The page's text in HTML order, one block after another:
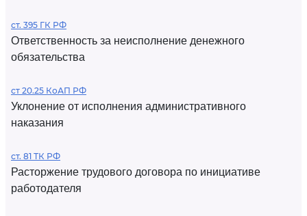
ст. 395 ГК РФ
Ответственность за неисполнение денежного
обязательства
ст 20.25 КоАП РФ
Уклонение от исполнения административного
наказания
ст. 81 ТК РФ
Расторжение трудового договора по инициативе
работодателя